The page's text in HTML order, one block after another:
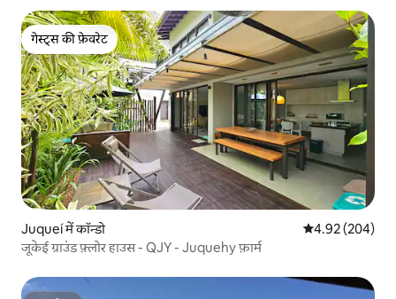
गेस्ट्स की फ़ेवरेट
गेस्ट्स की फ़ेवरेट
Juqueí में कॉन्डो औसत रेटिंग 5 में से
4.92 (204)
जूकेई ग्राउंड फ़्लोर हाउस - QJY - Juquehy फ़ार्म